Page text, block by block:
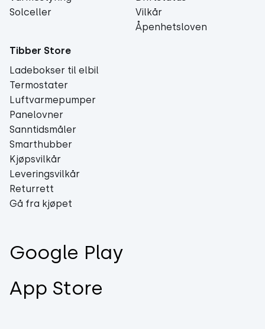
Solceller
Vilkår
Åpenhetsloven
Tibber Store
Ladebokser til elbil
Termostater
Luftvarmepumper
Panelovner
Sanntidsmåler
Smarthubber
Kjøpsvilkår
Leveringsvilkår
Returrett
Gå fra kjøpet
Google Play
App Store